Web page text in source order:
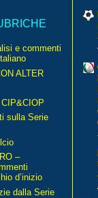
e commenti
ALTER
sulla Serie
–
d’inizio
dalla Serie